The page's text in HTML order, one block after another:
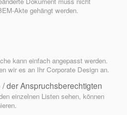
Akte gehängt werden.
kann einfach angepasst werden.
wir es an Ihr Corporate Design an.
der Anspruchsberechtigten
einzelnen Listen sehen, können